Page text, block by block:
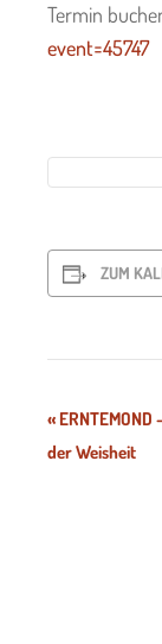
Termin
event=45747
ZUM
«
der Weisheit